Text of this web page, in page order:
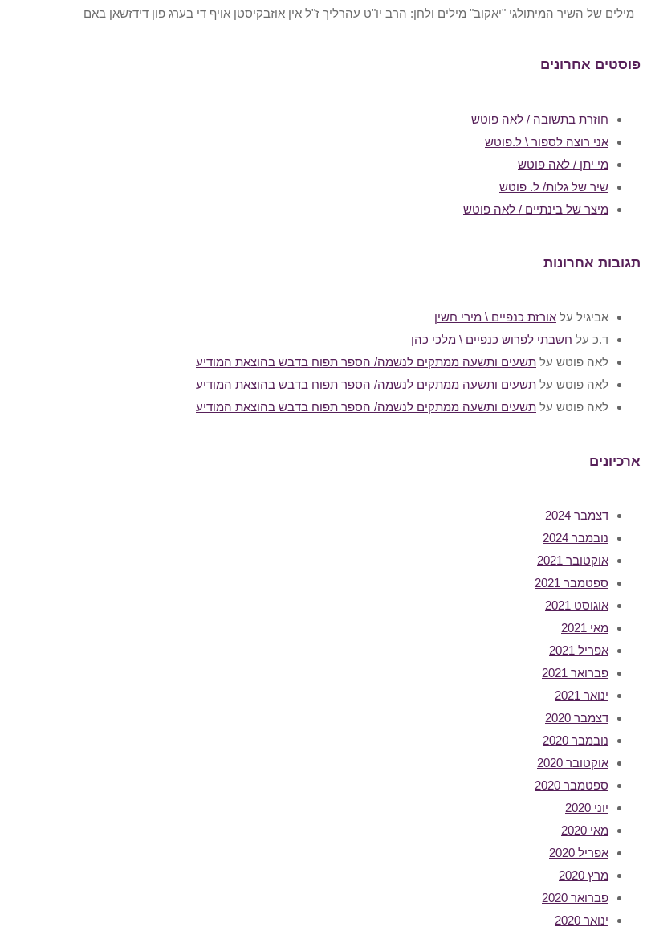
מילים של השיר המיתולגי "יאקוב" מילים ולחן: הרב יו"ט עהרליך ז"ל אין אוזבקיסטן אויף די בערג פון דידזשאן באם
פוסטים אחרונים
חוזרת בתשובה / לאה פוטש
אני רוצה לספור \ ל.פוטש
מי יתן / לאה פוטש
שיר של גלות/ ל. פוטש
מיצר של בינתיים / לאה פוטש
תגובות אחרונות
אביגיל על אורזת כנפיים \ מירי חשין
ד.כ על חשבתי לפרוש כנפיים \ מלכי כהן
לאה פוטש על תשעים ותשעה ממתקים לנשמה/ הספר תפוח בדבש בהוצאת המודיע
לאה פוטש על תשעים ותשעה ממתקים לנשמה/ הספר תפוח בדבש בהוצאת המודיע
לאה פוטש על תשעים ותשעה ממתקים לנשמה/ הספר תפוח בדבש בהוצאת המודיע
ארכיונים
דצמבר 2024
נובמבר 2024
אוקטובר 2021
ספטמבר 2021
אוגוסט 2021
מאי 2021
אפריל 2021
פברואר 2021
ינואר 2021
דצמבר 2020
נובמבר 2020
אוקטובר 2020
ספטמבר 2020
יוני 2020
מאי 2020
אפריל 2020
מרץ 2020
פברואר 2020
ינואר 2020